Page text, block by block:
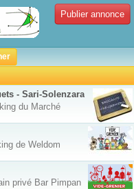
Publier annonce
- Sari-Solenzara
du Marché
de Weldom
privé Bar Pimpan